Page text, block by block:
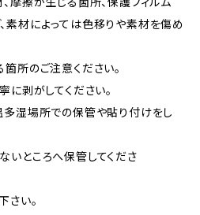
素材によっては色移りや素材を傷め
所のご注意ください。
に剥がしてください。
多湿場所での保管や貼り付けをし
いところへ保管してくださ
さい。